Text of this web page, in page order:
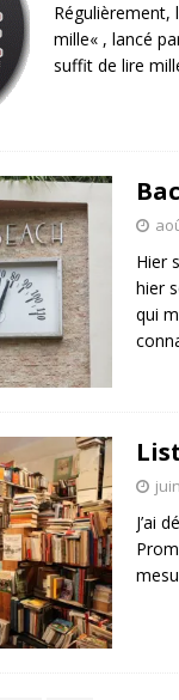
Régulièrement,
mille« , lancé
suffit de lire
Hier
hier
qui
J’ai